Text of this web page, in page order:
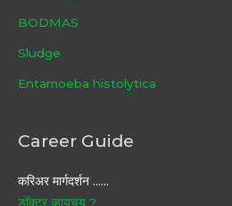
BODMAS
Sludge
Entamoeba histolytica
Career Guide
करिअर मार्गदर्शन ……
डॉक्टर व्हायचय ?